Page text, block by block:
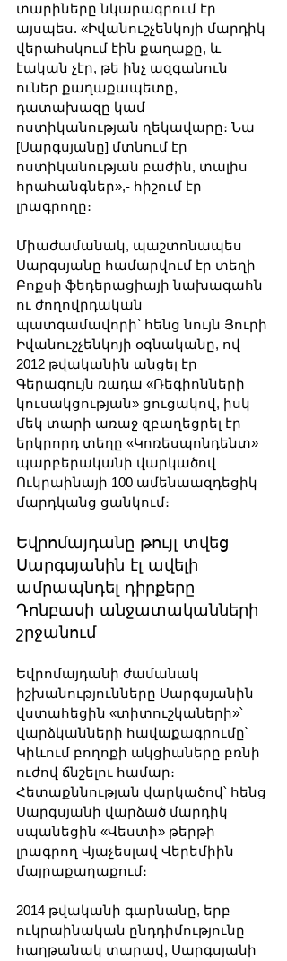
տարիները նկարագրում էր
այսպես. «Իվանուշչենկոյի մարդիկ
վերահսկում էին քաղաքը, և
էական չէր, թե ինչ ազգանուն
ուներ քաղաքապետը,
դատախազը կամ
ոստիկանության ղեկավարը։ Նա
[Սարգսյանը] մտնում էր
ոստիկանության բաժին, տալիս
հրահանգներ»,- հիշում էր
լրագրողը։
Միաժամանակ, պաշտոնապես
Սարգսյանը համարվում էր տեղի
Բոքսի ֆեդերացիայի նախագահն
ու ժողովրդական
պատգամավորի՝ հենց նույն Յուրի
Իվանուշչենկոյի օգնականը, ով
2012 թվականին անցել էր
Գերագույն ռադա «Ռեգիոնների
կուսակցության» ցուցակով, իսկ
մեկ տարի առաջ զբաղեցրել էր
երկրորդ տեղը «Կոռեսպոնդենտ»
պարբերականի վարկածով
Ուկրաինայի 100 ամենաազդեցիկ
մարդկանց ցանկում։
Եվրոմայդանը թույլ տվեց
Սարգսյանին էլ ավելի
ամրապնդել դիրքերը
Դոնբասի անջատականների
շրջանում
Եվրոմայդանի ժամանակ
իշխանությունները Սարգսյանին
վստահեցին «տիտուշկաների»՝
վարձկանների հավաքագրումը՝
Կիևում բողոքի ակցիաները բռնի
ուժով ճնշելու համար։
Հետաքննության վարկածով՝ հենց
Սարգսյանի վարձած մարդիկ
սպանեցին «Վեստի» թերթի
լրագրող Վյաչեսլավ Վերեմիին
մայրաքաղաքում։
2014 թվականի գարնանը, երբ
ուկրաինական ընդդիմությունը
հաղթանակ տարավ, Սարգսյանի